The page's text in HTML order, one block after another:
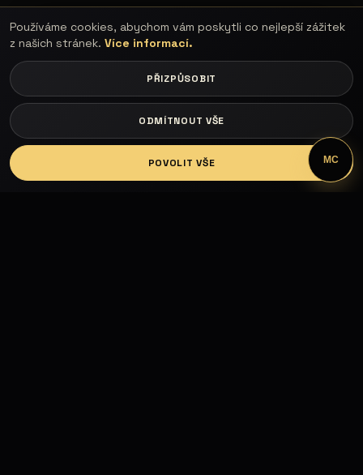
LOGIN
Používáme cookies, abychom vám poskytli co nejlepší zážitek
z našich stránek. Více informací.
PŘIZPŮSOBIT
ODMÍTNOUT VŠE
POVOLIT VŠE MC